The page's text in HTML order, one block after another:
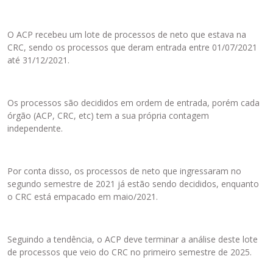
O ACP recebeu um lote de processos de neto que estava na
CRC, sendo os processos que deram entrada entre 01/07/2021
até 31/12/2021.
Os processos são decididos em ordem de entrada, porém cada
órgão (ACP, CRC, etc) tem a sua própria contagem
independente.
Por conta disso, os processos de neto que ingressaram no
segundo semestre de 2021 já estão sendo decididos, enquanto
o CRC está empacado em maio/2021.
Seguindo a tendência, o ACP deve terminar a análise deste lote
de processos que veio do CRC no primeiro semestre de 2025.